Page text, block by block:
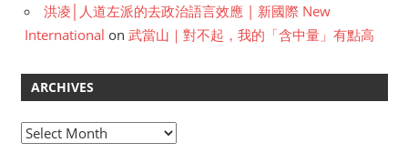
洪凌│人道左派的去政治語言效應 | 新國際 New
International on 武當山｜對不起，我的「含中量」有點高
ARCHIVES
A